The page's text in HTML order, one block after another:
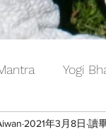
Yogi
2021年3月8日 讀